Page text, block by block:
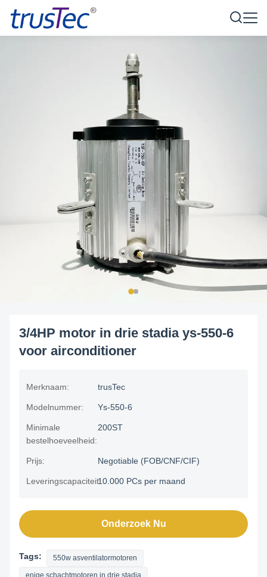
3/4HP motor in drie stadia ys-550-6
voor airconditioner
Merknaam: trusTec
Modelnummer: Ys-550-6
Minimale
bestelhoeveelheid:
200ST
Prijs: Negotiable (FOB/CNF/CIF)
Leveringscapaciteit:10.000 PCs per maand
Onderzoek Nu
Tags: 550w asventilatormotoren
enige schachtmotoren in drie stadia